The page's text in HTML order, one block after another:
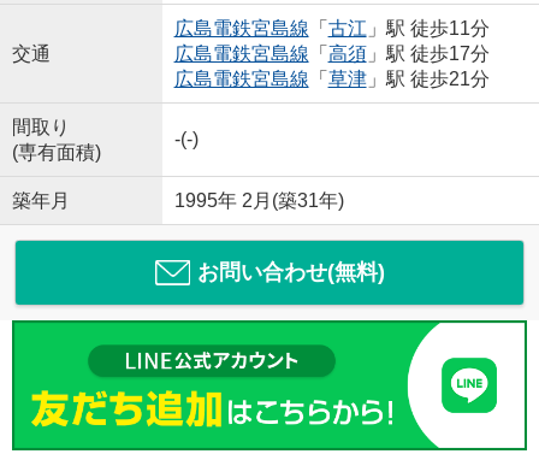
交通
広島電鉄宮島線 「 古江 」駅 徒歩11分
広島電鉄宮島線 「 高須」駅 徒歩17分
広島電鉄宮島線 「 草津」駅 徒歩21分
間取り
(専有面積)
-(-)
築年月 1995年 2月(築31年)
お問い合わせ(無料)